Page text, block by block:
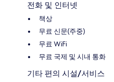
전화 및 인터넷
책상
무료 신문(주중)
무료 WiFi
무료 국제 및 시내 통화
기타 편의 시설/서비스